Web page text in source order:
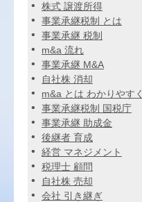
株式 譲渡所得
事業承継税制 とは
事業承継 税制
m&a 流れ
事業承継 M&A
自社株 消却
m&a とは わかりやすく
事業承継税制 国税庁
事業承継 助成金
後継者 育成
経営 マネジメント
税理士 顧問
自社株 売却
会社 引き継ぎ